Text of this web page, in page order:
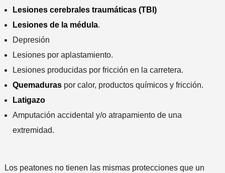
Lesiones cerebrales traumáticas (TBI)
Lesiones de la médula.
Depresión
Lesiones por aplastamiento.
Lesiones producidas por fricción en la carretera.
Quemaduraspor calor, productos químicos y fricción.
Latigazo
Amputación accidental y/o atrapamiento de una
extremidad.
Los peatones no tienen las mismas protecciones que un